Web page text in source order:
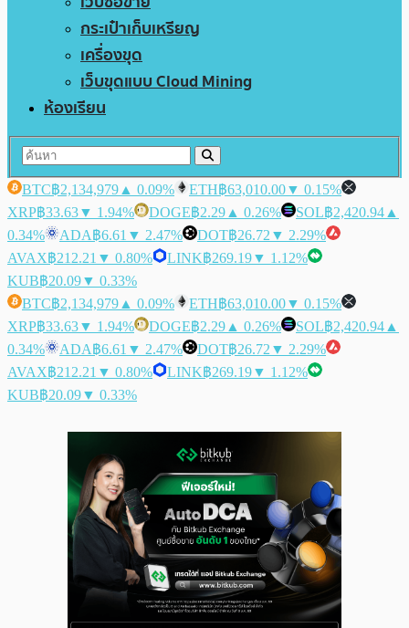
กระเป๋าเก็บเหรียญ
เครื่องขุด
เว็บขุดแบบ Cloud Mining
ห้องเรียน
BTC฿2,134,979 ▲ 0.09% ETH฿63,010.00▼ 0.15%
XRP฿33.63▼ 1.94% DOGE฿2.29 ▲ 0.26% SOL฿2,420.94 ▲
0.34%
ADA฿6.61 ▼ 2.47% DOT฿26.72 ▼ 2.29%
AVAX฿212.21 ▼ 0.80% LINK฿269.19▼ 1.12%
KUB฿20.09▼ 0.33%
BTC฿2,134,979 ▲ 0.09% ETH฿63,010.00▼ 0.15%
XRP฿33.63▼ 1.94% DOGE฿2.29 ▲ 0.26% SOL฿2,420.94 ▲
0.34%
ADA฿6.61 ▼ 2.47% DOT฿26.72 ▼ 2.29%
AVAX฿212.21 ▼ 0.80% LINK฿269.19▼ 1.12%
KUB฿20.09▼ 0.33%